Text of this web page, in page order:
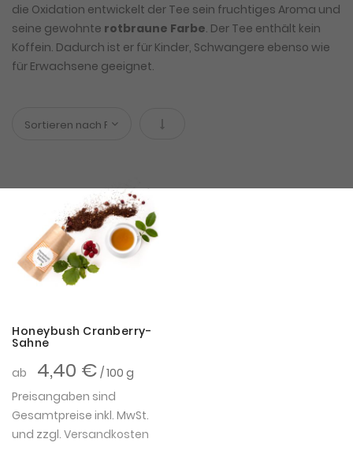
die Oxidation entwickelt der Tee sein fruchtiges Aroma und
seine gewohnte rotbraune Farbe. Der Tee enthält kein
Koffein. Dadurch ist er für Kinder, Schwangere ebenso wie
für Erwachsene geeignet.
In absteigender Reihenfolge
Honeybush Cranberry-
Sahne
ab
4,40 € / 100 g
Preisangaben sind
Gesamtpreise inkl. MwSt.
und zzgl. Versandkosten